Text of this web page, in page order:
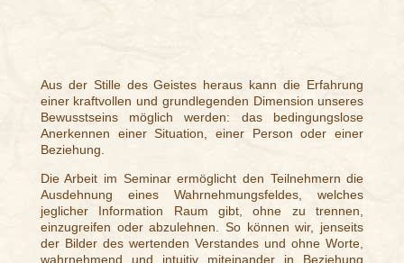
Aus der Stille des Geistes heraus kann die Erfahrung
einer kraftvollen und grundlegenden Dimension unseres
Bewusstseins möglich werden: das bedingungslose
Anerkennen einer Situation, einer Person oder einer
Beziehung.
Die Arbeit im Seminar ermöglicht den Teilnehmern die
Ausdehnung eines Wahrnehmungsfeldes, welches
jeglicher Information Raum gibt, ohne zu trennen,
einzugreifen oder abzulehnen. So können wir, jenseits
der Bilder des wertenden Verstandes und ohne Worte,
wahrnehmend und intuitiv miteinander in Beziehung